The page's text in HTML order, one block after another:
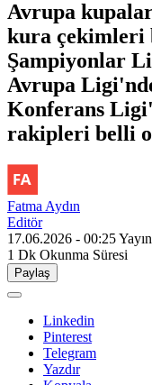
Avrupa
kura çekimleri
Şampiyonlar
Avrupa
Konferans
rakipleri belli
Fatma Aydın
Editör
17.06.2026 - 00:25
1 Dk Okunma Süresi
Paylaş
Linkedin
Pinterest
Telegram
Yazdır